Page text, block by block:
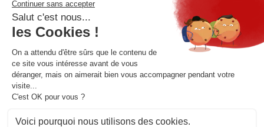
La newsletter
Adresse e-mail
En vous inscrivant à notre newsletter, vous acceptez notrepolitique de
confidentialité.
Retrouvons-nous sur